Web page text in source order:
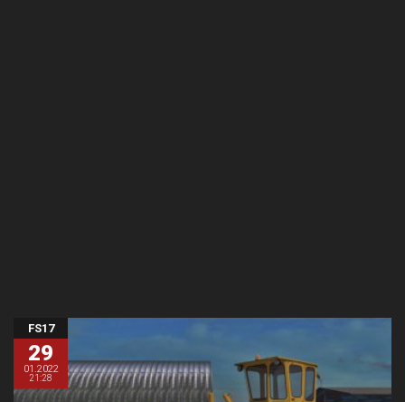
FS17
29
01.2022
21:28